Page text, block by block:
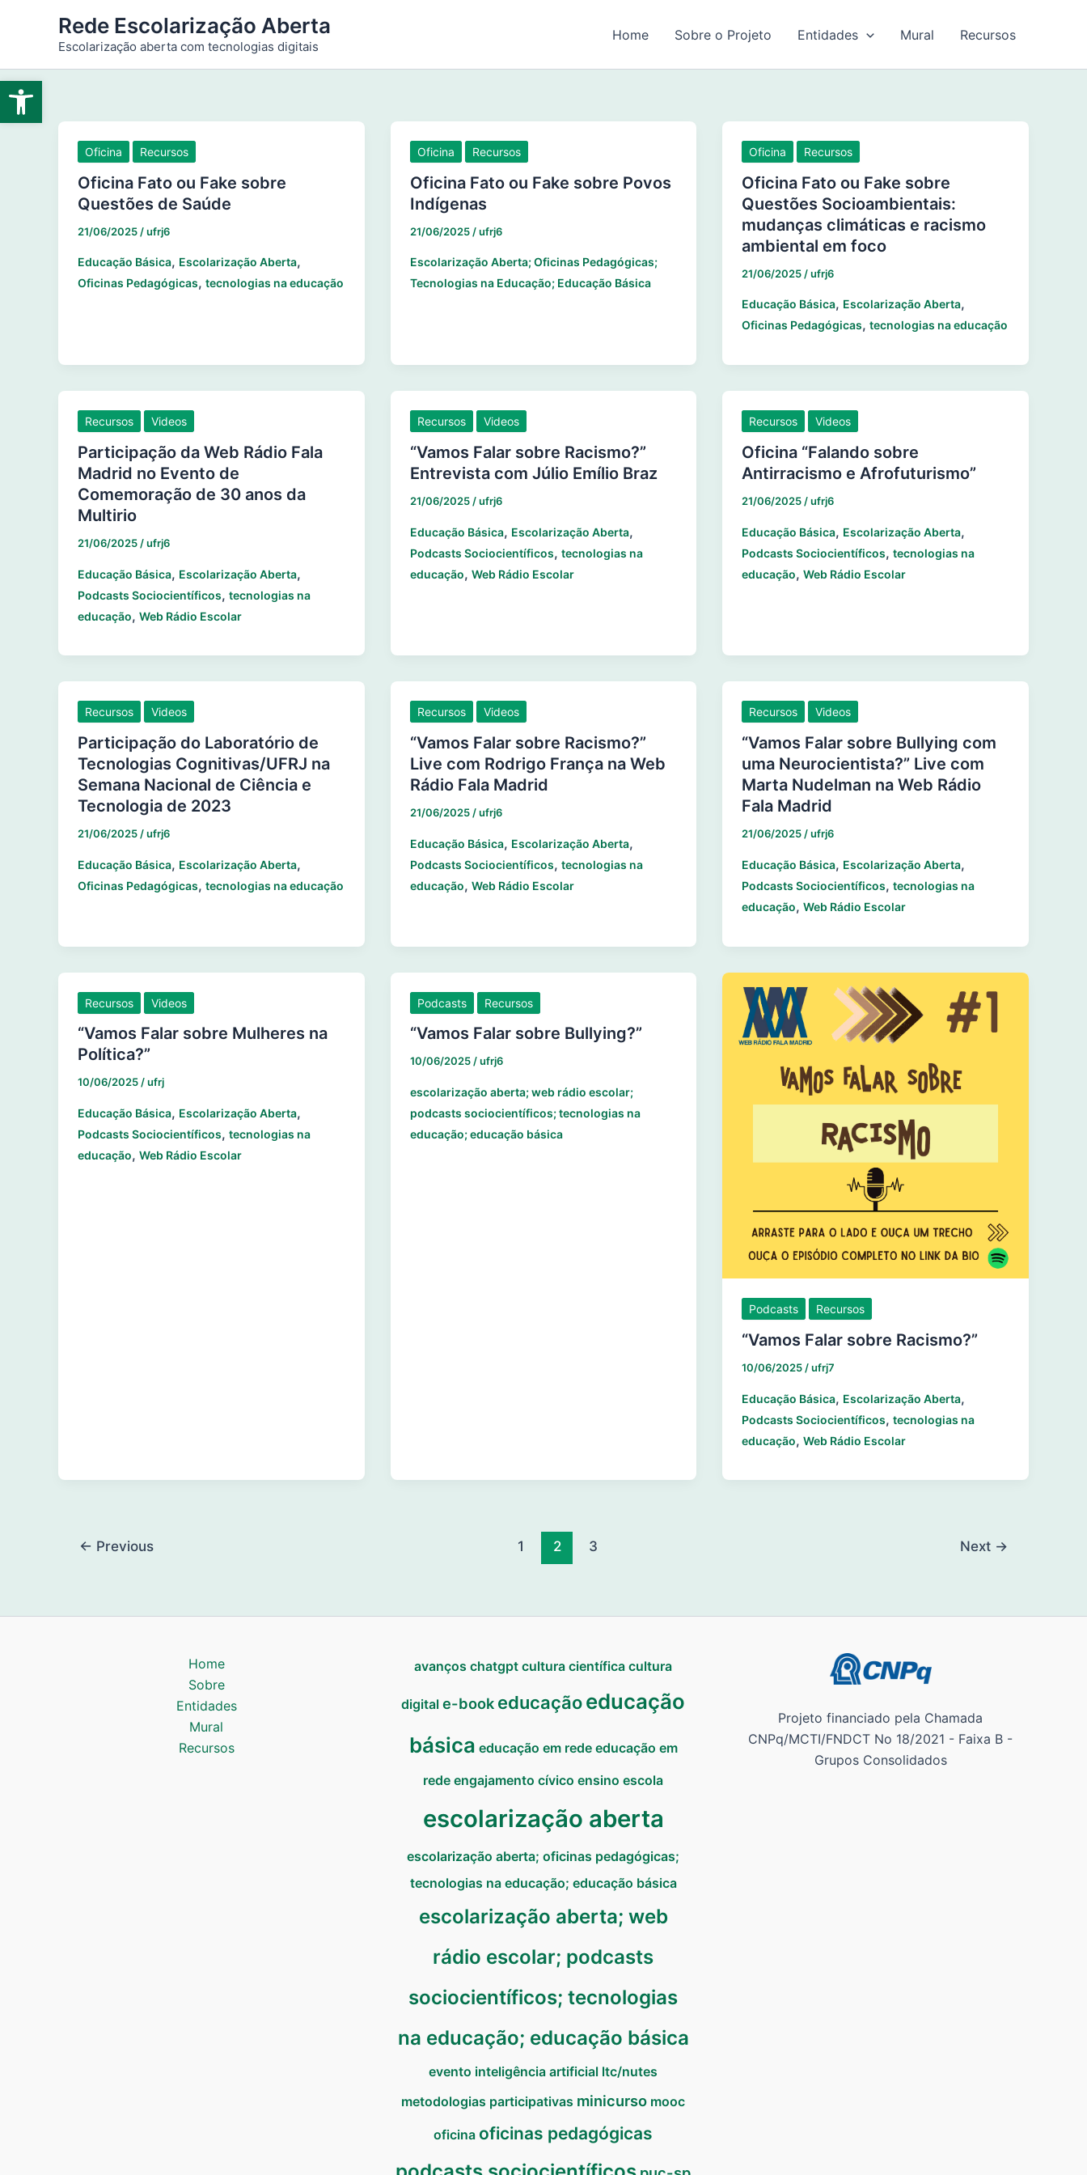
Abrir a barra de ferramentas
conteúdo
Rede Escolarização Aberta
Escolarização aberta com tecnologias digitais
Home Sobre o Projeto Entidades Mural Recursos
Oficina Recursos
Oficina Fato ou Fake sobre
Questões de Saúde
21/06/2025 /ufrj6
Educação Básica, Escolarização Aberta,
Oficinas Pedagógicas, tecnologias na educação
Oficina Recursos
Oficina Fato ou Fake sobre Povos
Indígenas
21/06/2025 /ufrj6
Escolarização Aberta; Oficinas Pedagógicas;
Tecnologias na Educação; Educação Básica
Oficina Recursos
Oficina Fato ou Fake sobre
Questões Socioambientais:
mudanças climáticas e racismo
ambiental em foco
21/06/2025 /ufrj6
Educação Básica, Escolarização Aberta,
Oficinas Pedagógicas,tecnologias na educação
Recursos Videos
Participação da Web Rádio Fala
Madrid no Evento de
Comemoração de 30 anos da
Multirio
21/06/2025 /ufrj6
Educação Básica, Escolarização Aberta,
Podcasts Sociocientíficos, tecnologias na
educação, Web Rádio Escolar
Recursos Videos
“Vamos Falar sobre Racismo?”
Entrevista com Júlio Emílio Braz
21/06/2025 /ufrj6
Educação Básica, Escolarização Aberta,
Podcasts Sociocientíficos, tecnologias na
educação, Web Rádio Escolar
Recursos Videos
Oficina “Falando sobre
Antirracismo e Afrofuturismo”
21/06/2025 /ufrj6
Educação Básica, Escolarização Aberta,
Podcasts Sociocientíficos,tecnologias na
educação,Web Rádio Escolar
Recursos Videos
Participação do Laboratório de
Tecnologias Cognitivas/UFRJ na
Semana Nacional de Ciência e
Tecnologia de 2023
21/06/2025 /ufrj6
Educação Básica, Escolarização Aberta,
Oficinas Pedagógicas, tecnologias na educação
Recursos Videos
“Vamos Falar sobre Racismo?”
Live com Rodrigo França na Web
Rádio Fala Madrid
21/06/2025 /ufrj6
Educação Básica, Escolarização Aberta,
Podcasts Sociocientíficos, tecnologias na
educação, Web Rádio Escolar
Recursos Videos
“Vamos Falar sobre Bullying com
uma Neurocientista?” Live com
Marta Nudelman na Web Rádio
Fala Madrid
21/06/2025 /ufrj6
Educação Básica, Escolarização Aberta,
Podcasts Sociocientíficos,tecnologias na
educação,Web Rádio Escolar
Recursos Videos
“Vamos Falar sobre Mulheres na
Política?”
10/06/2025/ufrj
Educação Básica, Escolarização Aberta,
Podcasts Sociocientíficos, tecnologias na
educação, Web Rádio Escolar
Podcasts Recursos
“Vamos Falar sobre Bullying?”
10/06/2025/ufrj6
escolarização aberta; web rádio escolar;
podcasts sociocientíficos; tecnologias na
educação; educação básica
Podcasts Recursos
“Vamos Falar sobre Racismo?”
10/06/2025 /ufrj7
Educação Básica, Escolarização Aberta,
Podcasts Sociocientíficos,tecnologias na
educação,Web Rádio Escolar
← Previous 1 2 3 Next →
Home
Sobre
Entidades
Mural
Recursos
avanços chatgpt cultura científica cultura
digital e-book educaçãoeducação
básica educação em rede educação em
rede engajamento cívico ensino escola
escolarização aberta
escolarização aberta; oficinas pedagógicas;
tecnologias na educação; educação básica
escolarização aberta; web
rádio escolar; podcasts
sociocientíficos; tecnologias
na educação; educação básica
evento inteligência artificial ltc/nutes
metodologias participativas minicurso mooc
oficina oficinas pedagógicas
Projeto financiado pela Chamada
CNPq/MCTI/FNDCT No 18/2021 - Faixa B -
Grupos Consolidados